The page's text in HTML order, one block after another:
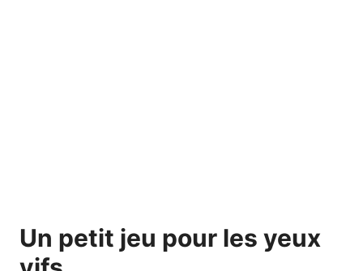
Un petit jeu pour les yeux